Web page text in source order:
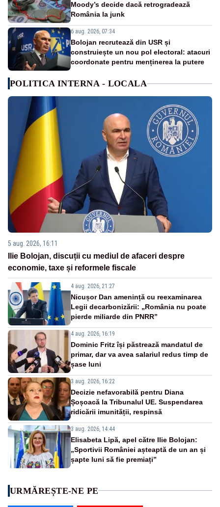
Moody’s decide dacă retrogradează
România la junk
6 aug. 2026, 07:34
Bolojan recrutează din USR și
construiește un nou pol electoral: atacuri
coordonate pentru menținerea la putere
POLITICA INTERNA - LOCALA
5 aug. 2026, 16:11
Ilie Bolojan, discuții cu mediul de afaceri despre
economie, taxe și reformele fiscale
4 aug. 2026, 21:27
Nicușor Dan amenință cu reexaminarea
Legii decarbonizării: „România nu poate
pierde miliarde din PNRR”
4 aug. 2026, 16:19
Dominic Fritz își păstrează mandatul de
primar, dar va avea salariul redus timp de
șase luni
3 aug. 2026, 16:22
Decizie nefavorabilă pentru Diana
Șoșoacă la Tribunalul UE. Suspendarea
ridicării imunității, respinsă
3 aug. 2026, 14:44
Elisabeta Lipă, apel către Ilie Bolojan:
„Sportivii României așteaptă de un an și
șapte luni să fie premiați”
URMĂREȘTE-NE PE